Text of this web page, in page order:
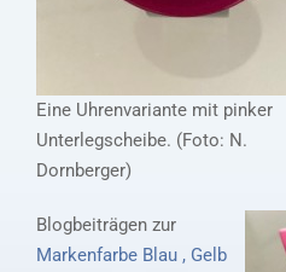
Eine Uhrenvariante mit pinker
Unterlegscheibe. (Foto: N.
Dornberger)
Blogbeiträgen zur
Markenfarbe Blau , Gelb